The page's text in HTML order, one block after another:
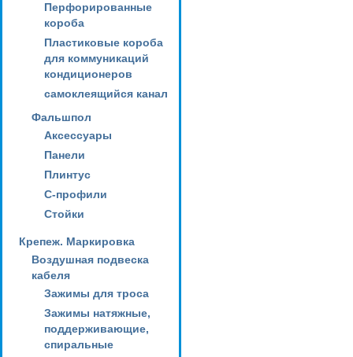
Перфорированные
короба
Пластиковые короба
для коммуникаций
кондиционеров
самоклеящийся канал
Фальшпол
Аксессуары
Панели
Плинтус
С-профили
Стойки
Крепеж. Маркировка
Воздушная подвеска
кабеля
Зажимы для троса
Зажимы натяжные,
поддерживающие,
спиральные